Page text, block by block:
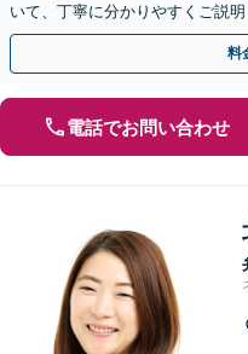
いて、丁寧に分かりやすくご説
ブルもお任せください【秘密厳
料
電話でお問い合わせ